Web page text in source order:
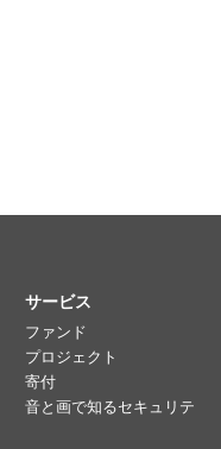
サービス
ファンド
プロジェクト
寄付
音と画で知るセキュリテ